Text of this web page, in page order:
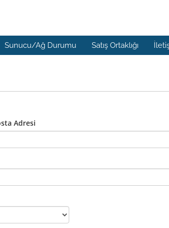
Sunucu/Ağ Durumu Satış Ortaklığı
Adresi